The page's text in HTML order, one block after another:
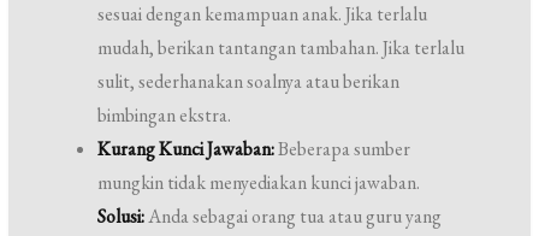
sesuai dengan kemampuan anak. Jika terlalu
mudah, berikan tantangan tambahan. Jika terlalu
sulit, sederhanakan soalnya atau berikan
bimbingan ekstra.
Kurang Kunci Jawaban:Beberapa sumber
mungkin tidak menyediakan kunci jawaban.
Solusi:Anda sebagai orang tua atau guru yang